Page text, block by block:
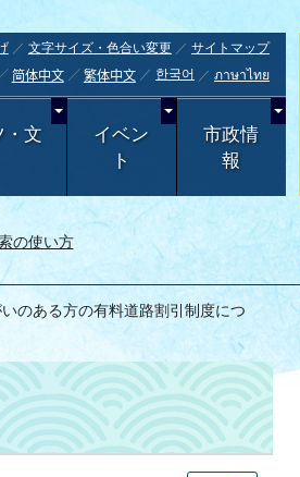
文字サイズ・色合い変更
サイトマップ
简体中文 繁体中文 한국어 ภาษาไทย
・文
イベン
ト
市政情
報
の使い方
のある方の有料道路割引制度につ